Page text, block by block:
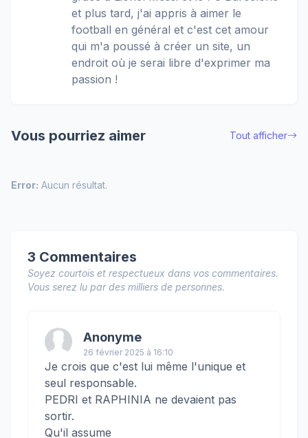
et plus tard, j'ai appris à aimer le
football en général et c'est cet amour
qui m'a poussé à créer un site, un
endroit où je serai libre d'exprimer ma
passion !
Vous pourriez aimer Tout afficher
Error: Aucun résultat.
3 Commentaires
Soyez courtois et respectueux dans vos commentaires.
Vous serez lu par des milliers de personnes.
Anonyme
26 février 2025 à 16:10
Je crois que c'est lui même l'unique et
seul responsable.
PEDRI et RAPHINIA ne devaient pas
sortir.
Qu'il assume